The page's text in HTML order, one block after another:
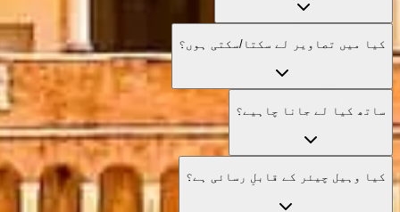
کیا میں تصاویر لے سکتا/سکتی ہوں؟
ساتھ کیا لے جانا چاہیے؟
کیا وہیل چیئر کے قابلِ رسائی ہے؟